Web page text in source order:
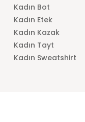
Kadın Bot
Kadın Etek
Kadın Kazak
Kadın Tayt
Kadın Sweatshirt